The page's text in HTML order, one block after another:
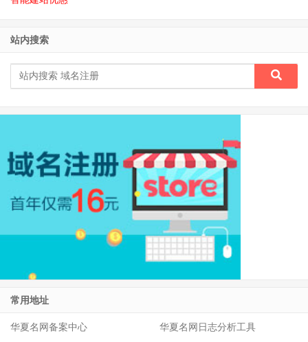
站内搜索
常用地址
华夏名网备案中心 华夏名网日志分析工具